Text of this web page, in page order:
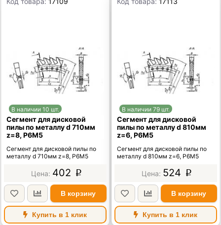
В наличии 10 шт.
Сегмент для дисковой
пилы по металлу d 710мм
z=8, Р6М5
Сегмент для дисковой пилы по
металлу d 710мм z=8, Р6М5
402 p
В корзину
Купить в 1 клик
В наличии 79 шт.
Сегмент для дисковой
пилы по металлу d 810мм
z=6, Р6М5
Сегмент для дисковой пилы по
металлу d 810мм z=6, Р6М5
524 p
В корзину
Купить в 1 клик